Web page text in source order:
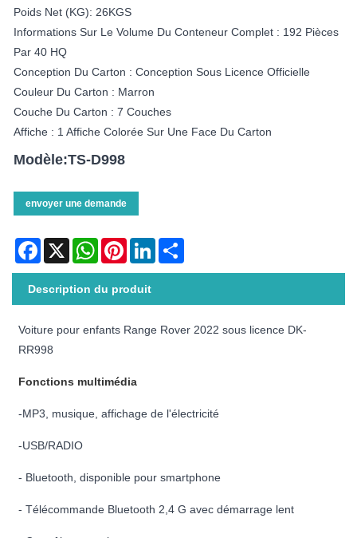
Poids Net (KG): 26KGS
Informations Sur Le Volume Du Conteneur Complet : 192 Pièces
Par 40 HQ
Conception Du Carton : Conception Sous Licence Officielle
Couleur Du Carton : Marron
Couche Du Carton : 7 Couches
Affiche : 1 Affiche Colorée Sur Une Face Du Carton
Modèle:TS-D998
envoyer une demande
Facebook
X WhatsAppPinterestLinkedIn
Description du produit
Voiture pour enfants Range Rover 2022 sous licence DK-
RR998
Fonctions multimédia
-MP3, musique, affichage de l'électricité
-USB/RADIO
- Bluetooth, disponible pour smartphone
- Télécommande Bluetooth 2,4 G avec démarrage lent